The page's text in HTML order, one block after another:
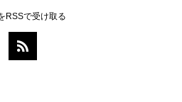
RSSで受け取る